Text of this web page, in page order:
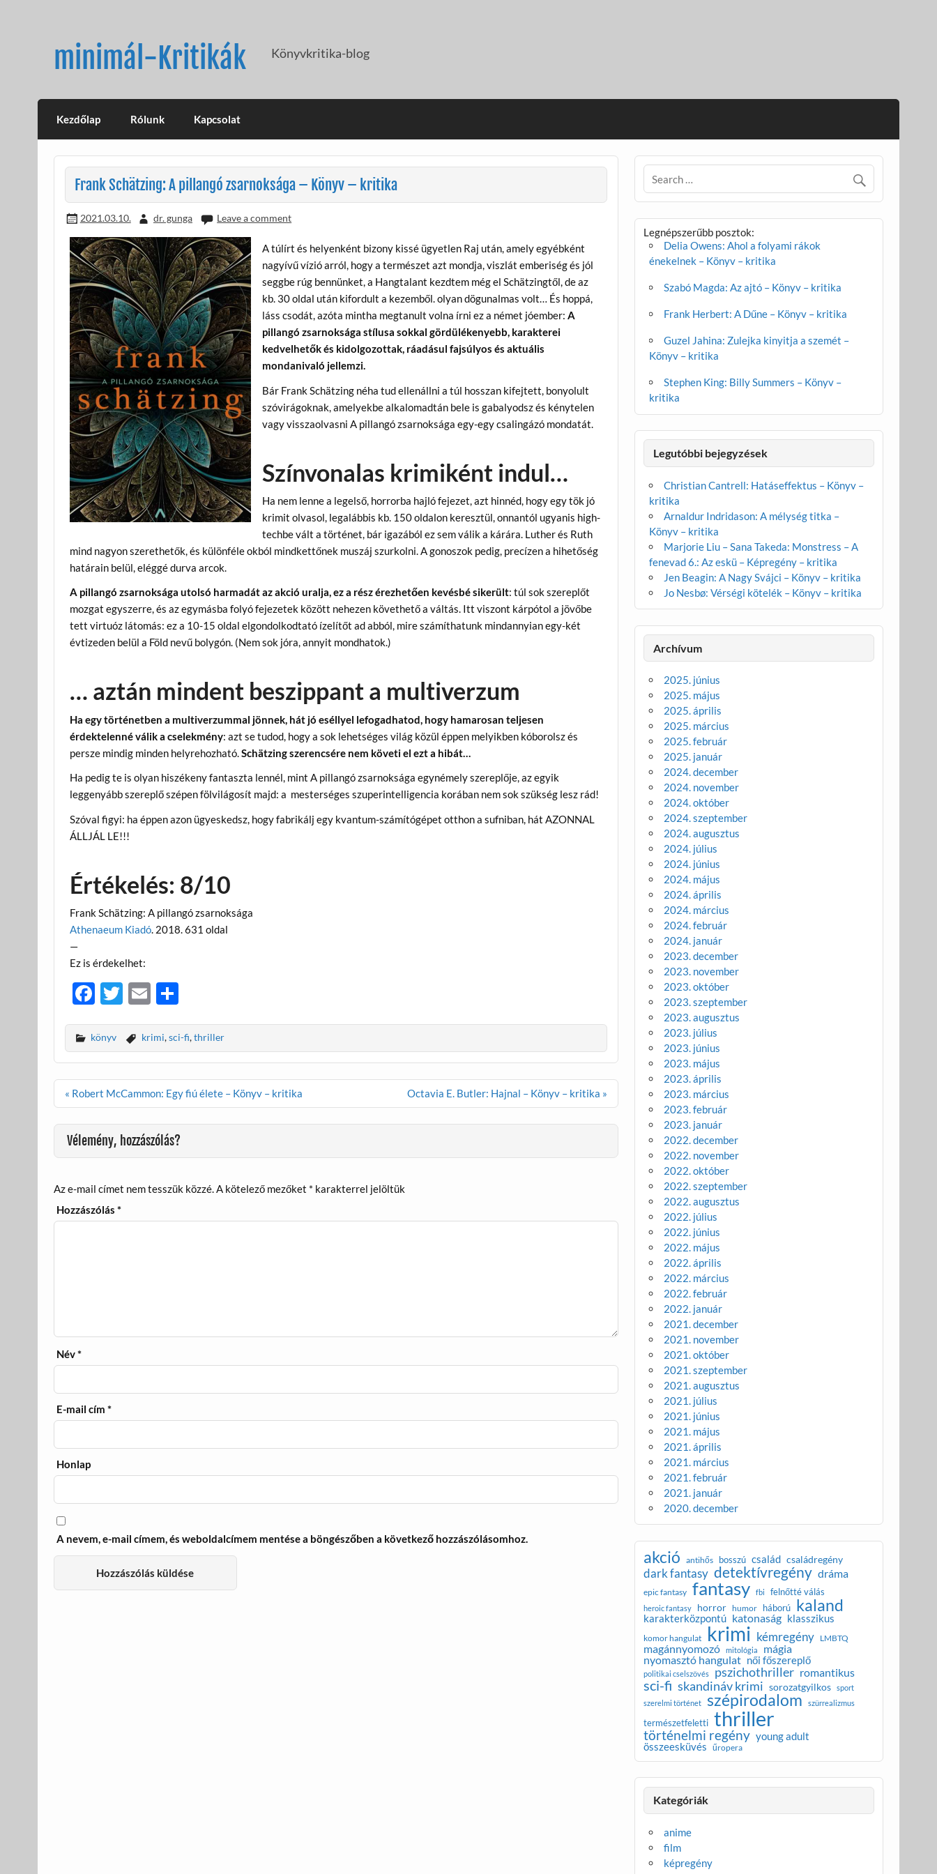
minimál-Kritikák Könyvkritika-blog
Kezdőlap Rólunk Kapcsolat
Frank Schätzing: A pillangó zsarnoksága – Könyv – kritika
2021.03.10. dr. gunga Leave a comment
A túlírt és helyenként bizony kissé ügyetlen Raj után, amely egyébként
nagyívű vízió arról, hogy a természet azt mondja, viszlát emberiség és jól
seggbe rúg bennünket, a Hangtalant kezdtem még el Schätzingtől, de az
kb. 30 oldal után kifordult a kezemből. olyan dögunalmas volt… És hoppá,
láss csodát, azóta mintha megtanult volna írni ez a német jóember: A
pillangó zsarnoksága stílusa sokkal gördülékenyebb, karakterei
kedvelhetők és kidolgozottak, ráadásul fajsúlyos és aktuális
mondanivaló jellemzi.
Bár Frank Schätzing néha tud ellenállni a túl hosszan kifejtett, bonyolult
szóvirágoknak, amelyekbe alkalomadtán bele is gabalyodsz és kénytelen
vagy visszaolvasni A pillangó zsarnoksága egy-egy csalingázó mondatát.
Színvonalas krimiként indul…
Ha nem lenne a legelső, horrorba hajló fejezet, azt hinnéd, hogy egy tök jó
krimit olvasol, legalábbis kb. 150 oldalon keresztül, onnantól ugyanis high-
techbe vált a történet, bár igazából ez sem válik a kárára. Luther és Ruth
mind nagyon szerethetők, és különféle okból mindkettőnek muszáj szurkolni. A gonoszok pedig, precízen a hihetőség
határain belül, eléggé durva arcok.
A pillangó zsarnoksága utolsó harmadát az akció uralja, ez a rész érezhetően kevésbé sikerült: túl sok szereplőt
mozgat egyszerre, és az egymásba folyó fejezetek között nehezen követhető a váltás. Itt viszont kárpótol a jövőbe
tett virtuóz látomás: ez a 10-15 oldal elgondolkodtató ízelítőt ad abból, mire számíthatunk mindannyian egy-két
évtizeden belül a Föld nevű bolygón. (Nem sok jóra, annyit mondhatok.)
… aztán mindent beszippant a multiverzum
Ha egy történetben a multiverzummal jönnek, hát jó eséllyel lefogadhatod, hogy hamarosan teljesen
érdektelenné válik a cselekmény: azt se tudod, hogy a sok lehetséges világ közül éppen melyikben kóborolsz és
persze mindig minden helyrehozható.Schätzing szerencsére nem követi el ezt a hibát…
Ha pedig te is olyan hiszékeny fantaszta lennél, mint A pillangó zsarnoksága egynémely szereplője, az egyik
leggenyább szereplő szépen fölvilágosít majd: a mesterséges szuperintelligencia korában nem sok szükség lesz rád!
Szóval figyi: ha éppen azon ügyeskedsz, hogy fabrikálj egy kvantum-számítógépet otthon a sufniban, hát AZONNAL
ÁLLJÁL LE!!!
Értékelés: 8/10
Frank Schätzing: A pillangó zsarnoksága
Athenaeum Kiadó. 2018. 631 oldal
—
Ez is érdekelhet:
F
e
b
o
o
k
T
itt
er
E
ail za
m
e
g
könyv krimi,sci-fi,thriller
Bejegyzés
« Robert McCammon: Egy fiú élete – Könyv – kritika Octavia E. Butler: Hajnal – Könyv – kritika »
Vélemény, hozzászólás?
Az e-mail címet nem tesszük közzé.A kötelező mezőket * karakterrel jelöltük
Hozzászólás*
Név*
E-mail cím*
Honlap
A nevem, e-mail címem, és weboldalcímem mentése a böngészőben a következő hozzászólásomhoz.
Legnépszerűbb posztok:
Delia Owens: Ahol a folyami rákok
énekelnek – Könyv – kritika
Szabó Magda: Az ajtó – Könyv – kritika
Frank Herbert: A Dűne – Könyv – kritika
Guzel Jahina: Zulejka kinyitja a szemét –
Könyv – kritika
Stephen King: Billy Summers – Könyv –
kritika
Legutóbbi bejegyzések
Christian Cantrell: Hatáseffektus – Könyv –
kritika
Arnaldur Indridason: A mélység titka –
Könyv – kritika
Marjorie Liu – Sana Takeda: Monstress – A
fenevad 6.: Az eskü – Képregény – kritika
Jen Beagin: A Nagy Svájci – Könyv – kritika
Jo Nesbø: Vérségi kötelék – Könyv – kritika
Archívum
2025. június
2025. május
2025. április
2025. március
2025. február
2025. január
2024. december
2024. november
2024. október
2024. szeptember
2024. augusztus
2024. július
2024. június
2024. május
2024. április
2024. március
2024. február
2024. január
2023. december
2023. november
2023. október
2023. szeptember
2023. augusztus
2023. július
2023. június
2023. május
2023. április
2023. március
2023. február
2023. január
2022. december
2022. november
2022. október
2022. szeptember
2022. augusztus
2022. július
2022. június
2022. május
2022. április
2022. március
2022. február
2022. január
2021. december
2021. november
2021. október
2021. szeptember
2021. augusztus
2021. július
2021. június
2021. május
2021. április
2021. március
2021. február
2021. január
2020. december
akció antihős bosszú család családregény
dark fantasy detektívregény dráma
epic fantasy fantasy fbi felnőtté válás
heroic fantasy horror humor háború kaland
karakterközpontú katonaság klasszikus
komor hangulat krimi kémregény LMBTQ
magánnyomozó mitológia mágia
nyomasztó hangulat női főszereplő
politikai cselszövés pszichothriller romantikus
sci-fi skandináv krimi sorozatgyilkos
sport
szerelmi történet
szépirodalom szürrealizmus
természetfeletti thriller
történelmi regény young adult
összeesküvés
űropera
Kategóriák
anime
film
képregény